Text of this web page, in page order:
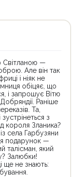
Світланою —
Але він так
і ніяк не
обіцяє, що
і запрошує Вітю
Раніше
Та,
з
короля Зланика?
села Гарбузяни
подарунок —
талісман, який
Залюбки!
ще не знають: